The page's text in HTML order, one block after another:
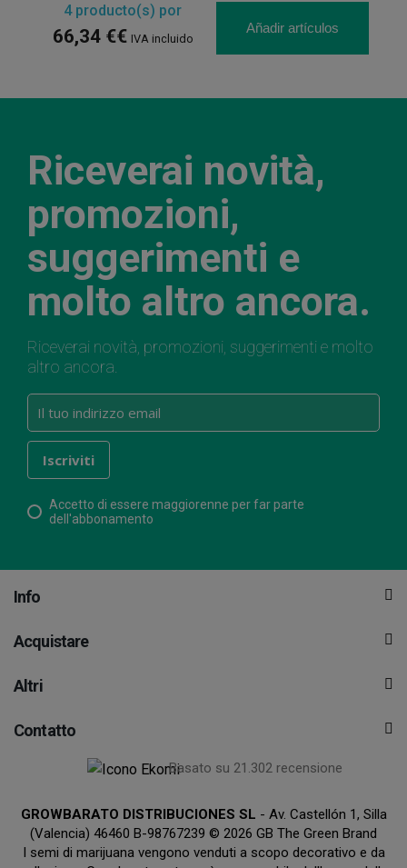
4producto(s) por
66,34 €€ IVA incluido
Añadir artículos
Riceverai novità,
promozioni,
suggerimenti e
molto altro ancora.
Riceverai novità, promozioni, suggerimenti e molto
altro ancora.
Accetto di essere maggiorenne per far parte
dell'abbonamento
Info
Acquistare
Altri
Contatto
Basato su 21.302 recensione
GROWBARATO DISTRIBUCIONES SL - Av. Castellón 1, Silla
(Valencia) 46460 B-98767239 © 2026 GB The Green Brand
I semi di marijuana vengono venduti a scopo decorativo e da